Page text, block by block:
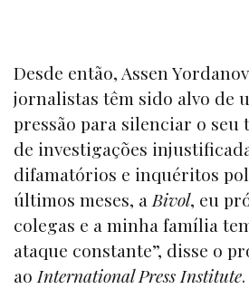
Desde então, Assen
jornalistas têm sido alvo de
pressão para silenciar o seu
de investigações
difamatórios e inquéritos
últimos meses, a Bivol, eu
colegas e a minha família
ataque constante”, disse o
ao International Press Institute.